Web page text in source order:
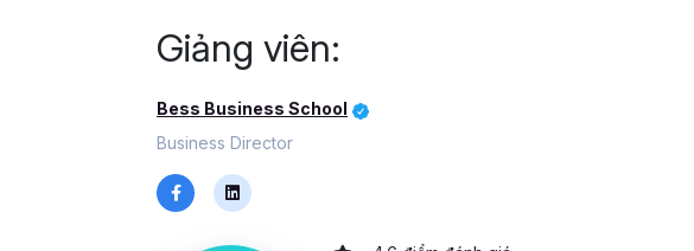
thoái thác, chống đối hoặc đổ lỗi ngược lại cho quản lý.
Xuyên suốt khóa học, bạn được trang bị quy trình 5 bước giao
hoạch chung, để nhân sự tự tách phần việc của mình, thiết lập
nguồn lực – cơ sở vật chất – người hỗ trợ, và kích hoạt động
sa đà vào kiểm soát vi mô hay tự biến mình thành “thợ làm thay”.
Giảng viên:
Bess Business School
Business Director